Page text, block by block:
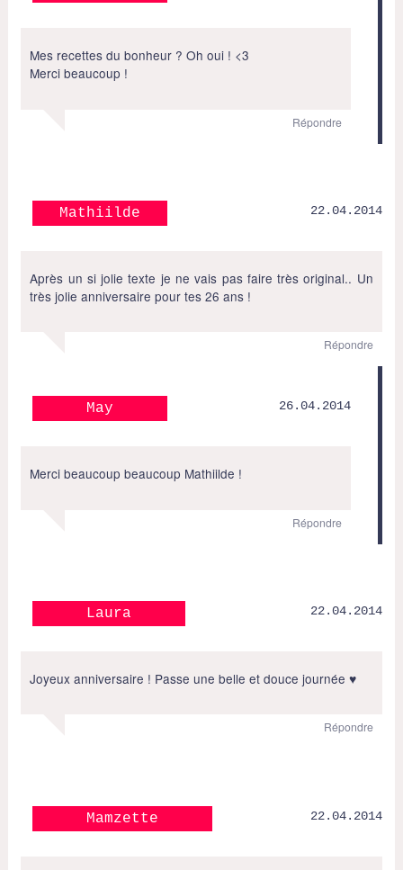
Mes recettes du bonheur ? Oh oui ! <3
Merci beaucoup !
Répondre
Mathiilde 22.04.2014
Après un si jolie texte je ne vais pas faire très original.. Un
très jolie anniversaire pour tes 26 ans !
Répondre
May 26.04.2014
Merci beaucoup beaucoup Mathiilde !
Répondre
Laura 22.04.2014
Joyeux anniversaire ! Passe une belle et douce journée ♥
Répondre
Mamzette 22.04.2014